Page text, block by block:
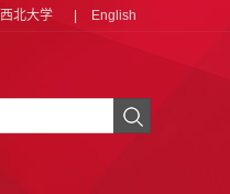
西北大学 English